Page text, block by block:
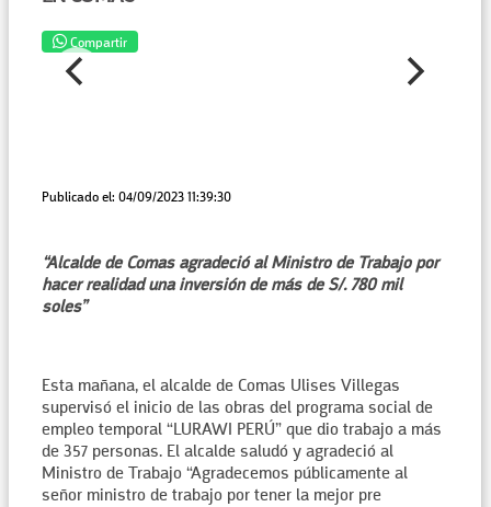
Compartir
Publicado el: 04/09/2023 11:39:30
“Alcalde de Comas agradeció al Ministro de Trabajo por
hacer realidad una inversión de más de S/. 780 mil
soles”
Esta mañana, el alcalde de Comas Ulises Villegas
supervisó el inicio de las obras del programa social de
empleo temporal “LURAWI PERÚ” que dio trabajo a más
de 357 personas. El alcalde saludó y agradeció al
Ministro de Trabajo “Agradecemos públicamente al
señor ministro de trabajo por tener la mejor pre